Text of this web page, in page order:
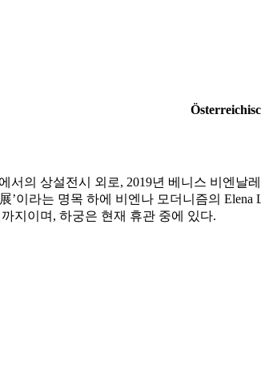
의 상설전시 외로, 2019년 베니스 비엔날
’이라는 명목 하에 비엔나 모더니즘의 Elena
지이며, 하궁은 현재 휴관 중에 있다.